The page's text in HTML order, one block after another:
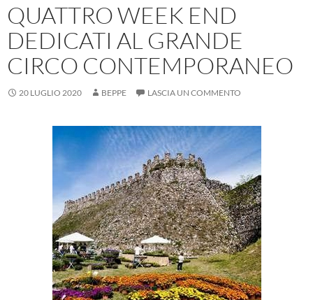
QUATTRO WEEK END
DEDICATI AL GRANDE
CIRCO CONTEMPORANEO
20 LUGLIO 2020 BEPPE LASCIA UN COMMENTO